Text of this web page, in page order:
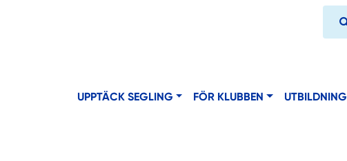
UPPTÄCK SEGLING FÖR KLUBBEN UTBILDNING